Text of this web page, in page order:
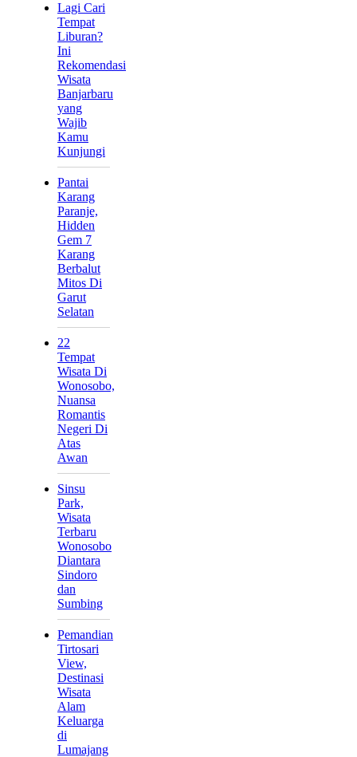
Lagi Cari
Tempat
Liburan?
Ini
Rekomendasi
Wisata
Banjarbaru
yang
Wajib
Kamu
Kunjungi
Pantai
Karang
Paranje,
Hidden
Gem 7
Karang
Berbalut
Mitos Di
Garut
Selatan
22
Tempat
Wisata Di
Wonosobo,
Nuansa
Romantis
Negeri Di
Atas
Awan
Sinsu
Park,
Wisata
Terbaru
Wonosobo
Diantara
Sindoro
dan
Sumbing
Pemandian
Tirtosari
View,
Destinasi
Wisata
Alam
Keluarga
di
Lumajang